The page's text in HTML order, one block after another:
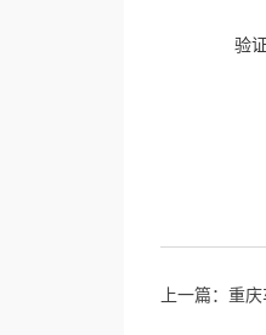
验
上一篇： 重庆